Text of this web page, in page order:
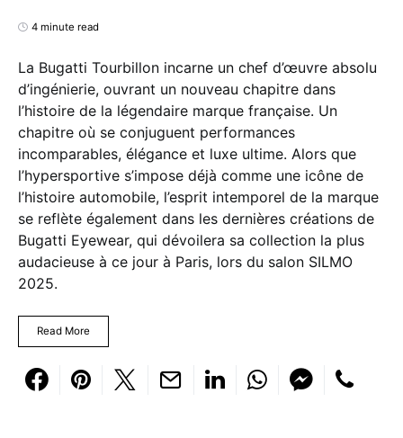
4 minute read
La Bugatti Tourbillon incarne un chef d’œuvre absolu
d’ingénierie, ouvrant un nouveau chapitre dans
l’histoire de la légendaire marque française. Un
chapitre où se conjuguent performances
incomparables, élégance et luxe ultime. Alors que
l’hypersportive s’impose déjà comme une icône de
l’histoire automobile, l’esprit intemporel de la marque
se reflète également dans les dernières créations de
Bugatti Eyewear, qui dévoilera sa collection la plus
audacieuse à ce jour à Paris, lors du salon SILMO
2025.
Read More